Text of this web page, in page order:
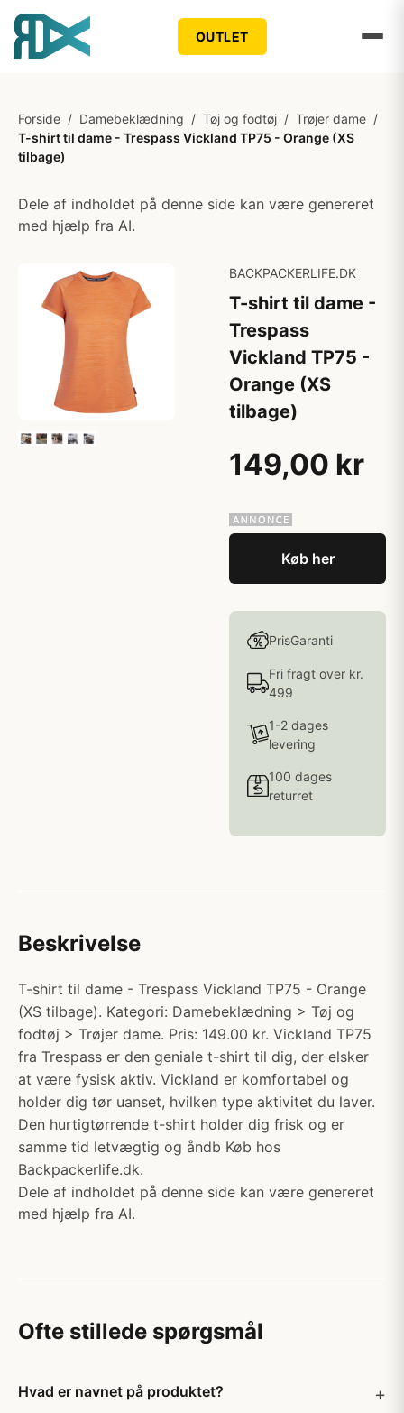
OUTLET
Forside / Damebeklædning / Tøj og fodtøj / Trøjer dame /
T-shirt til dame - Trespass Vickland TP75 - Orange (XS
tilbage)
Dele af indholdet på denne side kan være genereret
med hjælp fra AI.
BACKPACKERLIFE.DK
T-shirt til dame -
Trespass
Vickland TP75 -
Orange (XS
tilbage)
149,00 kr
Køb her
PrisGaranti
Fri fragt over kr.
499
1-2 dages
levering
100 dages
returret
Beskrivelse
T-shirt til dame - Trespass Vickland TP75 - Orange
(XS tilbage). Kategori: Damebeklædning > Tøj og
fodtøj > Trøjer dame. Pris: 149.00 kr. Vickland TP75
fra Trespass er den geniale t-shirt til dig, der elsker
at være fysisk aktiv. Vickland er komfortabel og
holder dig tør uanset, hvilken type aktivitet du laver.
Den hurtigtørrende t-shirt holder dig frisk og er
samme tid letvægtig og åndb Køb hos
Backpackerlife.dk.
Dele af indholdet på denne side kan være genereret
med hjælp fra AI.
Ofte stillede spørgsmål
Hvad er navnet på produktet?